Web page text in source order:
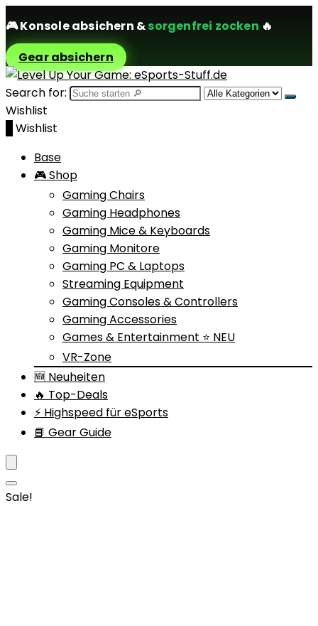
🎮Konsole absichern &sorgenfrei zocken 🔥
Gear absichern
Search for:
Wishlist
Wishlist
Base
🎮 Shop
Gaming Chairs
Gaming Headphones
Gaming Mice & Keyboards
Gaming Monitore
Gaming PC & Laptops
Streaming Equipment
Gaming Consoles & Controllers
Gaming Accessories
Games & Entertainment ⭐ NEU
VR-Zone
🆕 Neuheiten
🔥 Top-Deals
⚡ Highspeed für eSports
📘 Gear Guide
Sale!